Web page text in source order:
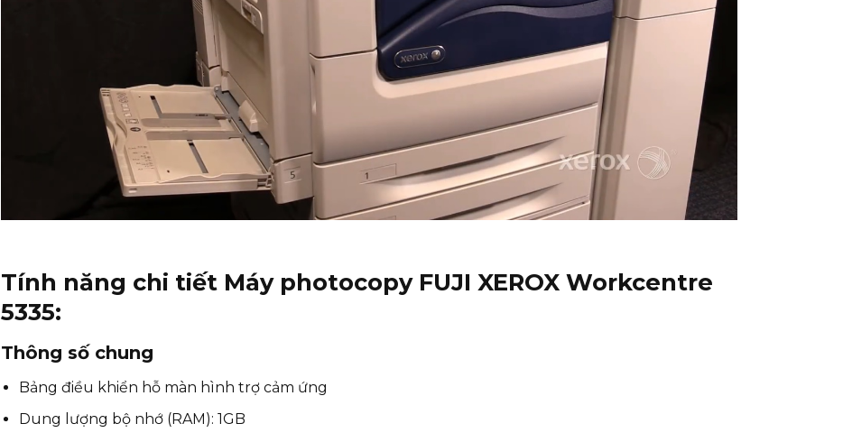
Tính năng chi tiết Máy photocopy FUJI XEROX Workcentre
5335:
Thông số chung
Bảng điều khiển hỗ màn hình trợ cảm ứng
Dung lượng bộ nhớ (RAM): 1GB